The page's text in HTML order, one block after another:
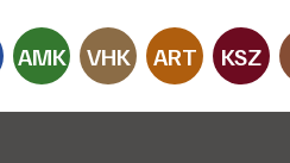
AMK VHK ART KSZ